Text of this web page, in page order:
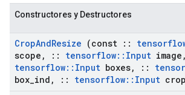
Constructores y Destructores
CropAndResize (const ::
scope , :: tensorflow:: Input image ,
tensorflow:: Input boxes, ::
box ind , :: tensorflow:: Input crop